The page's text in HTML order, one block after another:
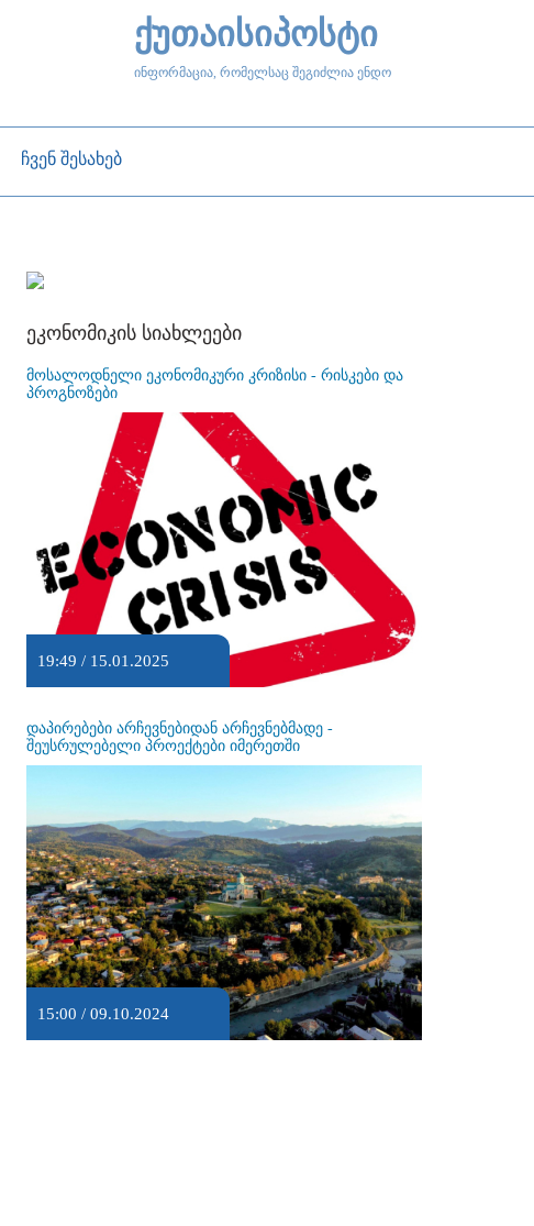
ქუთაისიპოსტი
ინფორმაცია, რომელსაც შეგიძლია ენდო
ჩვენ შესახებ
ეკონომიკის სიახლეები
მოსალოდნელი ეკონომიკური კრიზისი - რისკები და
პროგნოზები
19:49 / 15.01.2025
დაპირებები არჩევნებიდან არჩევნებმადე -
შეუსრულებელი პროექტები იმერეთში
15:00 / 09.10.2024